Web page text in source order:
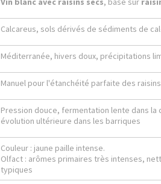
Calcareus, sols dérivés de sédiments de
Méditerranée, hivers doux, précipitations
Manuel pour l'étanchéité parfaite des
Pression douce, fermentation lente dans la
évolution ultérieure dans les barriques
Couleur : jaune paille intense.
Olfact : arômes primaires très intenses,
typiques